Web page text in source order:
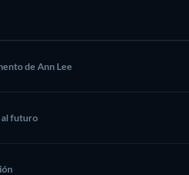
de Ann Lee
al futuro